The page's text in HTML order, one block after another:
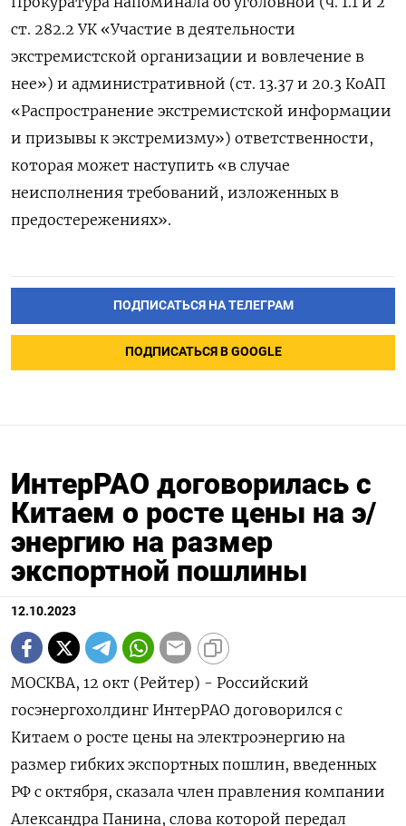
ст. 282.2 УК «Участие в деятельности
экстремистской организации и вовлечение в
нее») и административной (ст. 13.37 и 20.3 КоАП
«Распространение экстремистской информации
и призывы к экстремизму») ответственности,
которая может наступить «в случае
неисполнения требований, изложенных в
предостережениях».
ПОДПИСАТЬСЯ НА ТЕЛЕГРАМ
ПОДПИСАТЬСЯ В GOOGLE
ИнтерРАО договорилась с
Китаем о росте цены на э/
энергию на размер
экспортной пошлины
12.10.2023
МОСКВА, 12 окт (Рейтер) - Российский
госэнергохолдинг ИнтерРАО договорился с
Китаем о росте цены на электроэнергию на
размер гибких экспортных пошлин, введенных
РФ с октября, сказала член правления компании
Александра Панина, слова которой передал